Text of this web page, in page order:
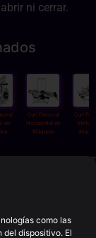
como las
dispositivo. El
ni cerrar.
en
Curl Femoral
Horizontal en
Máquina
Curl
Vertical